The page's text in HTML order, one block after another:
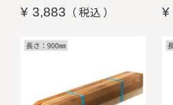
¥ 3,883 税込 ¥